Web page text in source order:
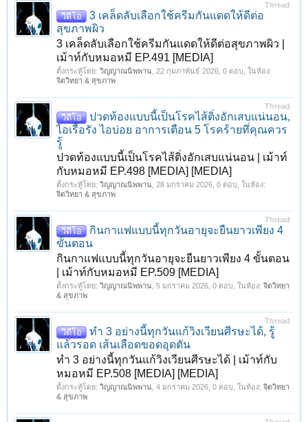
Thread
วีดีโอ
3 เคล็ดลับเลือกใช้ครีมกันแดดให้ดีต่อ
สุขภาพผิว
3 เคล็ดลับเลือกใช้ครีมกันแดดให้ดีต่อสุขภาพผิว |
เม้าท์กับหมอหมี EP.491 [MEDIA]
ตั้งกระทู้โดย: วิญญาณนิพพาน 22 กุมภาพันธ์ 2026 , 0 ตอบ, ในห้อง:
จิตวิทยา & สุขภาพ
Thread
วีดีโอ
ปวดท้องแบบนี้เป็นโรคไส้ติ่งอักเสบแน่นอน,
ไอเรื้อรัง ไอบ่อย อาการเตือน 5 โรคร้ายทึ่คุณควร
รู้
ปวดท้องแบบนี้เป็นโรคไส้ติ่งอักเสบแน่นอน | เม้าท์
กับหมอหมี EP.498 [MEDIA] [MEDIA]
ตั้งกระทู้โดย: วิญญาณนิพพาน 28 มกราคม 2026 , 0 ตอบ, ในห้อง:
จิตวิทยา & สุขภาพ
Thread
วีดีโอ
กินกาแฟแบบนี้ทุกวันอายุจะยืนยาวเพียง 4
ขั้นตอน
กินกาแฟแบบนี้ทุกวันอายุจะยืนยาวเพียง 4 ขั้นตอน
| เม้าท์กับหมอหมี EP.509 [MEDIA]
ตั้งกระทู้โดย: วิญญาณนิพพาน 5 มกราคม 2026 , 0 ตอบ, ในห้อง: จิตวิทยา
& สุขภาพ
Thread
วีดีโอ
ทำ 3 อย่างนี้ทุกวันแก้วิงเวียนศีรษะได้, รู้
แล้วรอด เส้นเลือดขอดอุดตัน
ทำ 3 อย่างนี้ทุกวันแก้วิงเวียนศีรษะได้ | เม้าท์กับ
หมอหมี EP.508 [MEDIA] [MEDIA]
ตั้งกระทู้โดย: วิญญาณนิพพาน 4 มกราคม 2026 , 0 ตอบ, ในห้อง: จิตวิทยา
& สุขภาพ
2 ถัดไป >